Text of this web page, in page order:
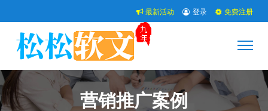
最新活动 登录 免费注册
营销推广案例